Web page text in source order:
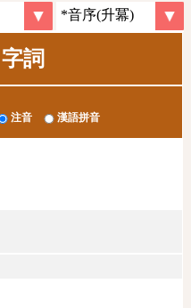
字詞
注音 漢語拼音